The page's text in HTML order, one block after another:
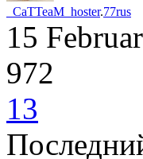
_CaTTeaM_hoster.77rus
15
972
13